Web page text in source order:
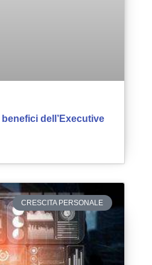
dell’Executive
CRESCITA PERSONALE